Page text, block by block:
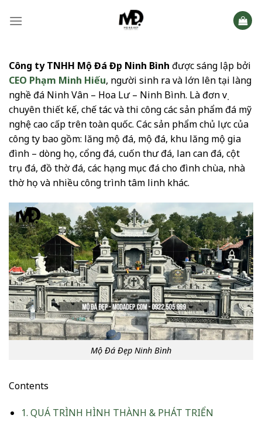
Công ty TNHH Mộ Đá Đẹp Ninh Bình được sáng lập bởi
CEO Phạm Minh Hiếu, người sinh ra và lớn lên tại làng
nghề đá Ninh Vân – Hoa Lư – Ninh Bình. Là đơn vị
chuyên thiết kế, chế tác và thi công các sản phẩm đá mỹ
nghệ cao cấp trên toàn quốc. Các sản phẩm chủ lực của
công ty bao gồm: lăng mộ đá, mộ đá, khu lăng mộ gia
đình – dòng họ, cổng đá, cuốn thư đá, lan can đá, cột
trụ đá, đồ thờ đá, các hạng mục đá cho đình chùa, nhà
thờ họ và nhiều công trình tâm linh khác.
Mộ Đá Đẹp Ninh Bình
Contents
1. QUÁ TRÌNH HÌNH THÀNH & PHÁT TRIỂN